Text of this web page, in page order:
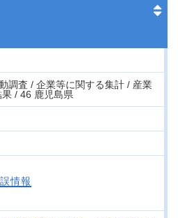
調査 / 企業等に関する集計 / 産業
/ 46 鹿児島県
情報